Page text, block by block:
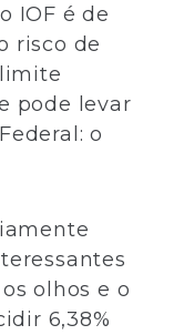
IOF é de
risco de
pode levar
o
olhos e o
6,38%